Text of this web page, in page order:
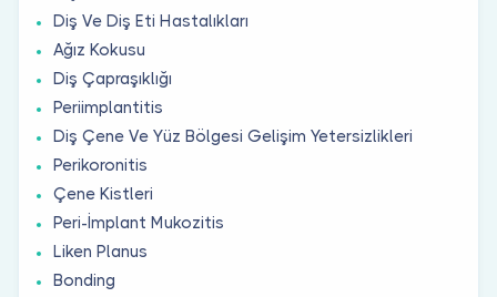
Diş Ve Diş Eti Hastalıkları
Ağız Kokusu
Diş Çapraşıklığı
Periimplantitis
Diş Çene Ve Yüz Bölgesi Gelişim Yetersizlikleri
Perikoronitis
Çene Kistleri
Peri-İmplant Mukozitis
Liken Planus
Bonding